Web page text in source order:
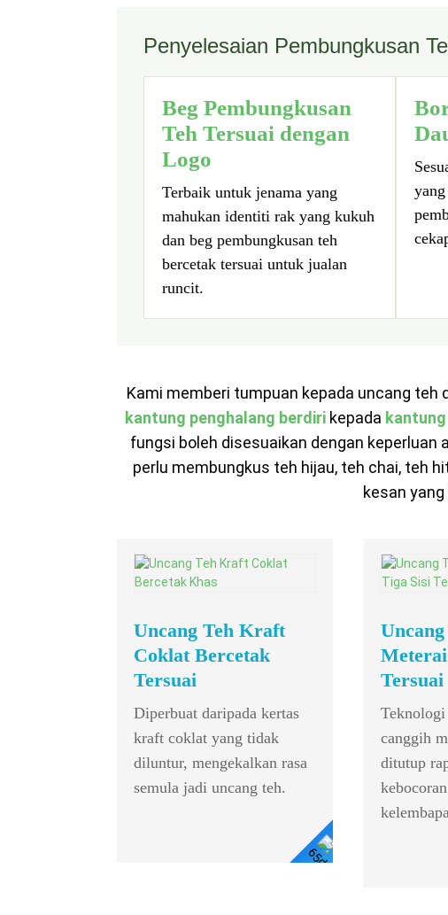
Penyelesaian Pembungkusan
Beg Pembungkusan
Teh Tersuai dengan
Logo
Terbaik untuk jenama yang
mahukan identiti rak yang kukuh
dan beg pembungkusan teh
bercetak tersuai untuk jualan
runcit.
Kami memberi tumpuan kepada uncang teh
kantung penghalang berdiri kepada
fungsi boleh disesuaikan dengan keperluan
perlu membungkus teh hijau, teh chai, teh
kesan
Uncang Teh Kraft
Coklat Bercetak
Tersuai
Diperbuat daripada kertas
kraft coklat yang tidak
diluntur, mengekalkan rasa
semula jadi uncang teh.
Tersuai
Teknologi
canggih
ditutup